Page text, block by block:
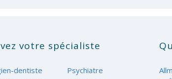
votre spécialiste
dentiste
Psychiatre